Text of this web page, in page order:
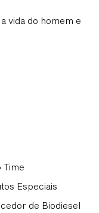
vida do homem e
Time
Especiais
de Biodiesel